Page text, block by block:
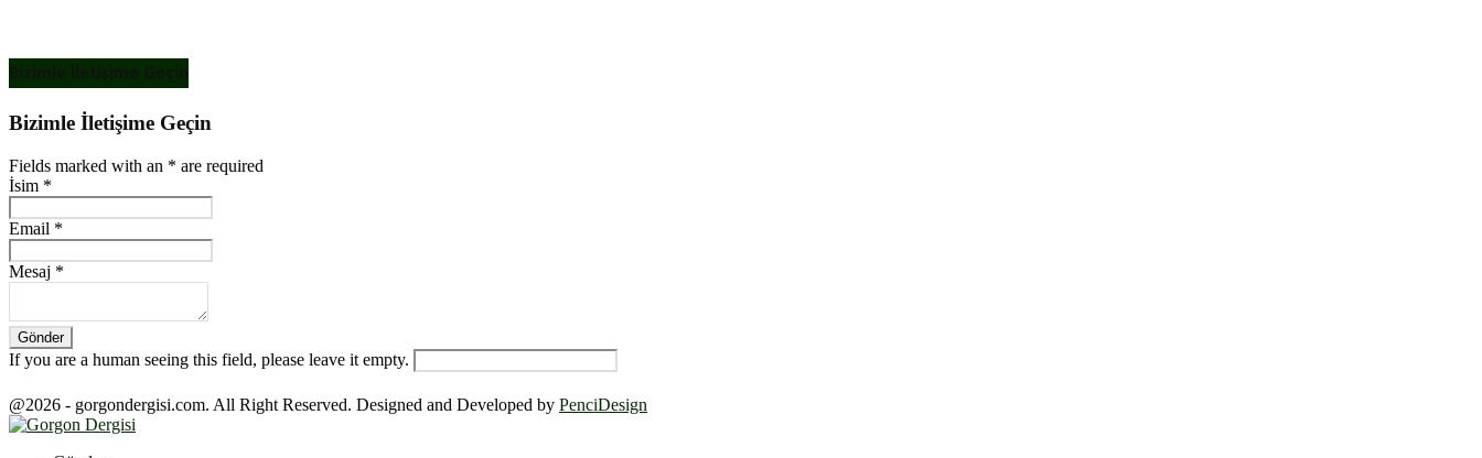
Bizimle İletişime Geçin
Bizimle İletişime Geçin
Fields marked with an * are required
İsim *
Email *
Mesaj *
If you are a human seeing this field, please leave it empty.
@2026 - gorgondergisi.com. All Right Reserved. Designed and Developed by PenciDesign